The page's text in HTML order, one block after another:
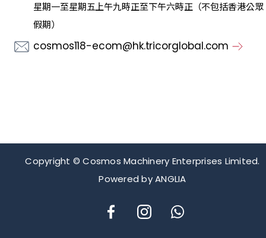
星期一至星期五上午九時正至下午六時正（不包括香港公眾
假期）
cosmos118-ecom@hk.tricorglobal.com
Copyright © Cosmos Machinery Enterprises Limited.
Powered byANGLIA